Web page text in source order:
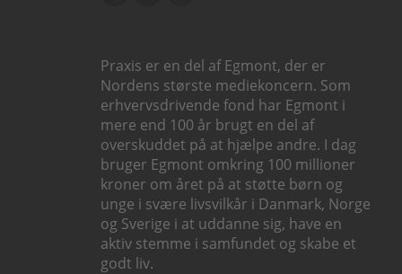
Praxis er en del af Egmont, der er
Nordens største mediekoncern. Som
erhvervsdrivende fond har Egmont i
mere end 100 år brugt en del af
overskuddet på at hjælpe andre. I dag
bruger Egmont omkring 100 millioner
kroner om året på at støtte børn og
unge i svære livsvilkår i Danmark, Norge
og Sverige i at uddanne sig, have en
aktiv stemme i samfundet og skabe et
godt liv.